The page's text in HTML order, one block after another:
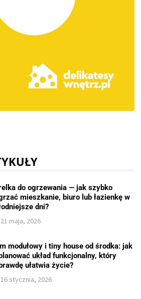
do ogrzewania — jak szybko
mieszkanie, biuro lub łazienkę w
dni?
21 maja, 2026
modułowy i tiny house od środka: jak
układ funkcjonalny, który
ułatwia życie?
16 stycznia, 2026